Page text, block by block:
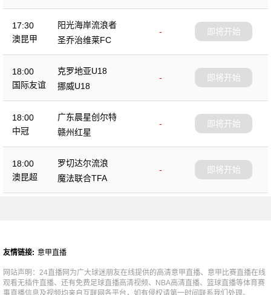
17:30
澳昆甲
阳光海岸流浪者
-
圣乔治维莱FC
即将开始
18:00
国际友谊
克罗地亚U18
-
挪威U18
即将开始
18:00
中冠
广东晨星创尔特
-
赣州红星
即将开始
18:00
澳昆超
罗切达尔流浪
-
魔法联合TFA
即将开始
友情链接: 意甲直播
网站声明：24直播网为广大球迷朋友在线提供的高清意甲直播、意甲比赛直播在线
观看无插件直播、还有免费足球直播高清视频、NBA高清直播、篮球直播等体育赛
事直播信息及视频均来自互联网各平台，如有侵权请第一时间联系我们处理。